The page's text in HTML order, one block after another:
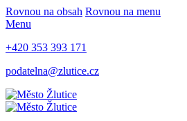
Rovnou na obsah Rovnou na menu
Menu
+420 353 393 171
podatelna@zlutice.cz